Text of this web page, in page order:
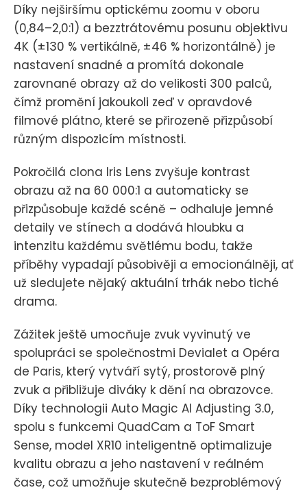
Díky nejširšímu optickému zoomu v oboru
(0,84–2,0:1) a bezztrátovému posunu objektivu
4K (±130 % vertikálně, ±46 % horizontálně) je
nastavení snadné a promítá dokonale
zarovnané obrazy až do velikosti 300 palců,
čímž promění jakoukoli zeď v opravdové
filmové plátno, které se přirozeně přizpůsobí
různým dispozicím místnosti.
Pokročilá clona Iris Lens zvyšuje kontrast
obrazu až na 60 000:1 a automaticky se
přizpůsobuje každé scéně – odhaluje jemné
detaily ve stínech a dodává hloubku a
intenzitu každému světlému bodu, takže
příběhy vypadají působivěji a emocionálněji, ať
už sledujete nějaký aktuální trhák nebo tiché
drama.
Zážitek ještě umocňuje zvuk vyvinutý ve
spolupráci se společnostmi Devialet a Opéra
de Paris, který vytváří sytý, prostorově plný
zvuk a přibližuje diváky k dění na obrazovce.
Díky technologii Auto Magic AI Adjusting 3.0,
spolu s funkcemi QuadCam a ToF Smart
Sense, model XR10 inteligentně optimalizuje
kvalitu obrazu a jeho nastavení v reálném
čase, což umožňuje skutečně bezproblémový